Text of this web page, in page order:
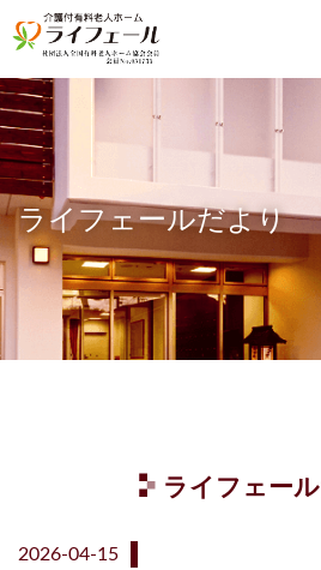
ライフェールだより
ライフェー
2026-04-15